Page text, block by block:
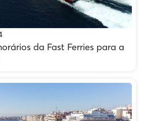
da Fast Ferries para a